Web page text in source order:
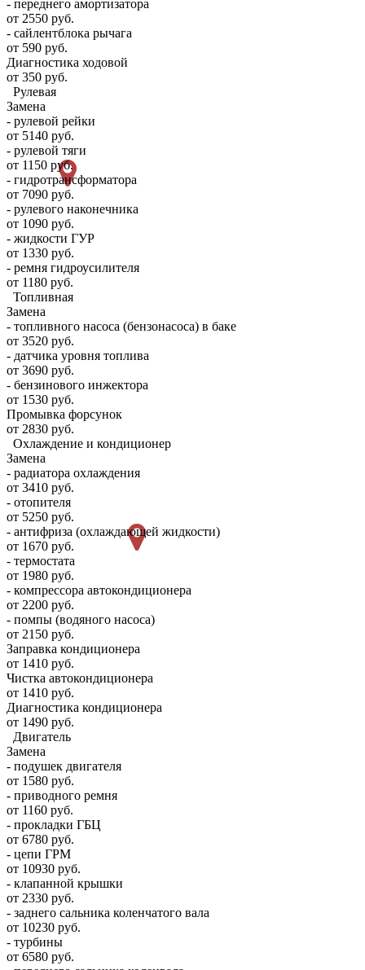
- переднего амортизатора
от 2550 руб.
- сайлентблока рычага
от 590 руб.
Диагностика ходовой
от 350 руб.
Рулевая
Замена
- рулевой рейки
от 5140 руб.
- рулевой тяги
от 1150 руб.
- гидротрансформатора
от 7090 руб.
- рулевого наконечника
от 1090 руб.
- жидкости ГУР
от 1330 руб.
- ремня гидроусилителя
от 1180 руб.
Топливная
Замена
- топливного насоса (бензонасоса) в баке
от 3520 руб.
- датчика уровня топлива
от 3690 руб.
- бензинового инжектора
от 1530 руб.
Промывка форсунок
от 2830 руб.
Охлаждение и кондиционер
Замена
- радиатора охлаждения
от 3410 руб.
- отопителя
от 5250 руб.
- антифриза (охлаждающей жидкости)
от 1670 руб.
- термостата
от 1980 руб.
- компрессора автокондиционера
от 2200 руб.
- помпы (водяного насоса)
от 2150 руб.
Заправка кондиционера
от 1410 руб.
Чистка автокондиционера
от 1410 руб.
Диагностика кондиционера
от 1490 руб.
Двигатель
Замена
- подушек двигателя
от 1580 руб.
- приводного ремня
от 1160 руб.
- прокладки ГБЦ
от 6780 руб.
- цепи ГРМ
от 10930 руб.
- клапанной крышки
от 2330 руб.
- заднего сальника коленчатого вала
от 10230 руб.
- турбины
от 6580 руб.